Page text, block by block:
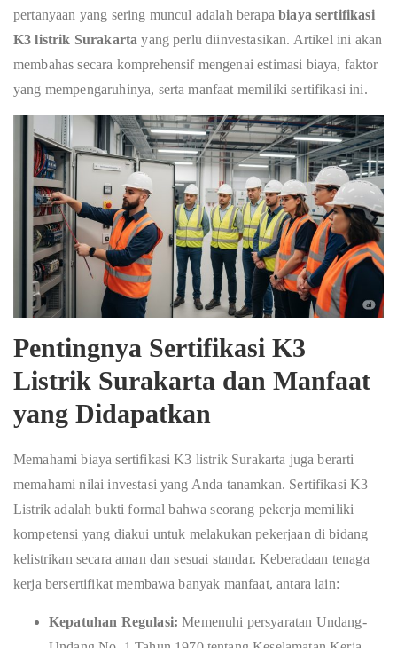
pertanyaan yang sering muncul adalah berapabiaya sertifikasi
K3 listrik Surakartayang perlu diinvestasikan. Artikel ini akan
membahas secara komprehensif mengenai estimasi biaya, faktor
yang mempengaruhinya, serta manfaat memiliki sertifikasi ini.
Pentingnya Sertifikasi K3
Listrik Surakarta dan Manfaat
yang Didapatkan
Memahami biaya sertifikasi K3 listrik Surakarta juga berarti
memahami nilai investasi yang Anda tanamkan. Sertifikasi K3
Listrik adalah bukti formal bahwa seorang pekerja memiliki
kompetensi yang diakui untuk melakukan pekerjaan di bidang
kelistrikan secara aman dan sesuai standar. Keberadaan tenaga
kerja bersertifikat membawa banyak manfaat, antara lain:
Kepatuhan Regulasi: Memenuhi persyaratan Undang-